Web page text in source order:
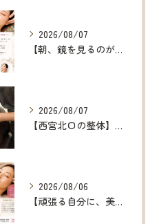
2026/08/07
【朝、鏡を見るのが楽しみになる美容鍼】
2026/08/07
【西宮北口の整体】呼吸が浅い原因を整え、深呼吸できる身体へ
2026/08/06
【頑張る自分に、美容鍼というご褒美を】